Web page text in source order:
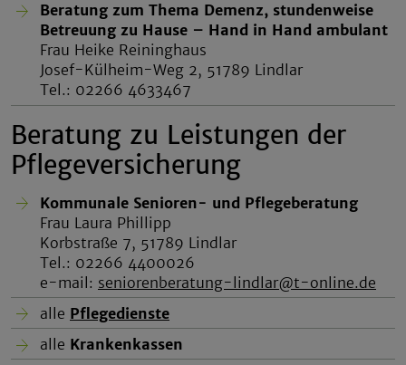
Beratung zum Thema Demenz, stundenweise
Betreuung zu Hause – Hand in Hand ambulant
Frau Heike Reininghaus
Josef-Külheim-Weg 2, 51789 Lindlar
Tel.: 02266 4633467
Beratung zu Leistungen der
Pflegeversicherung
Kommunale Senioren- und Pflegeberatung
Frau Laura Phillipp
Korbstraße 7, 51789 Lindlar
Tel.: 02266 4400026
e-mail: seniorenberatung-lindlar@t-online.de
alle Pflegedienste
alle Krankenkassen